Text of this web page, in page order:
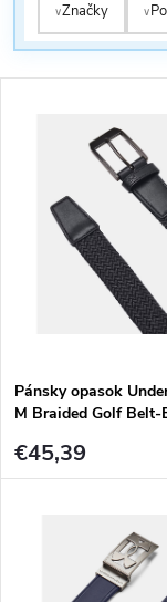
e
p
t
o
p
t
o
∨Značky ∨
Pánsky opasok
M Braided Golf Belt-
€45,39